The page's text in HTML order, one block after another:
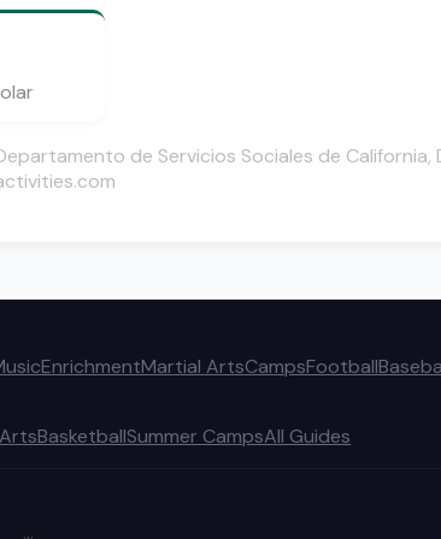
de Servicios Sociales de
EnrichmentMartial ArtsCampsFootball
BasketballSummer CampsAll Guides